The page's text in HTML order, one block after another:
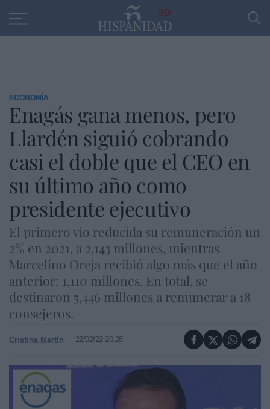
30
ECONOMÍA
Enagás gana menos, pero
Llardén siguió cobrando
casi el doble que el CEO en
su último año como
presidente ejecutivo
El primero vio reducida su remuneración un
2% en 2021, a 2,143 millones, mientras
Marcelino Oreja recibió algo más que el año
anterior: 1,110 millones. En total, se
destinaron 5,446 millones a remunerar a 18
consejeros.
Cristina Martín 22/02/22 20:28